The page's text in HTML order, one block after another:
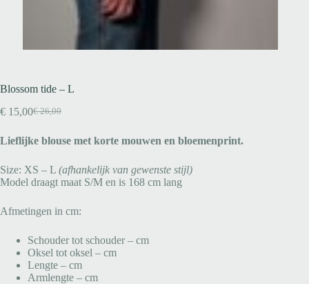
Blossom tide – L
€26,00
€ 15,00
Lieflijke blouse met korte mouwen en bloemenprint.
Size: XS – L (afhankelijk van gewenste stijl)
Model draagt maat S/M en is 168 cm lang
Afmetingen in cm:
Schouder tot schouder – cm
Oksel tot oksel – cm
Lengte – cm
Armlengte – cm